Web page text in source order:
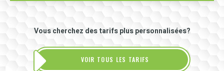
Vous cherchez des tarifs plus personnalisées?
VOIR TOUS LES TARIFS